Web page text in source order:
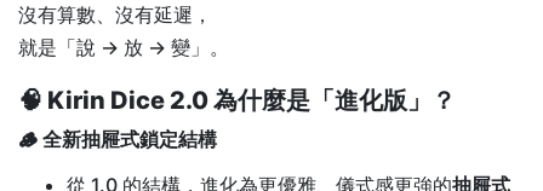
沒有算數、沒有延遲，
就是「說 → 放 → 變」。
🧠 Kirin Dice 2.0 為什麼是「進化版」？
🪵 全新抽屜式鎖定結構
從 1.0 的結構，進化為更優雅、儀式感更強的抽屜式